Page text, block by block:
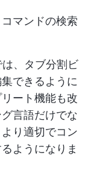
マンドの検索
、タブ分割ビ
できるように
ート機能も改
言語だけでな
り適切でコン
ようになりま